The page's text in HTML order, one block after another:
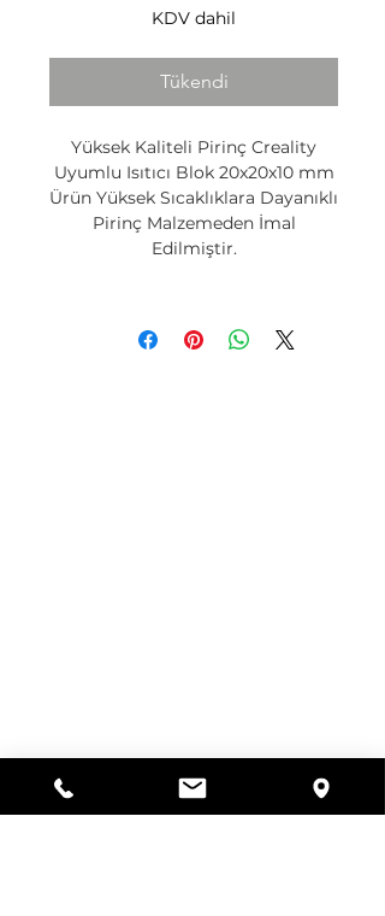
KDV dahil
Tükendi
Yüksek Kaliteli Pirinç Creality
Uyumlu Isıtıcı Blok 20x20x10 mm
Ürün Yüksek Sıcaklıklara Dayanıklı
Pirinç Malzemeden İmal
Edilmiştir.